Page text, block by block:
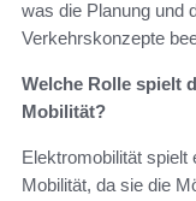
was die Planung und
Verkehrskonzepte
Welche Rolle spielt
Mobilität?
Elektromobilität spielt
Mobilität, da sie die